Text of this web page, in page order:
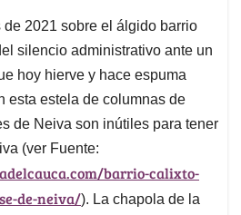
2021 sobre el álgido barrio
silencio administrativo ante un
hoy hierve y hace espuma
esta estela de columnas de
de Neiva son inútiles para tener
(ver Fuente:
barrio-calixto-
de-neiva/). La chapola de la